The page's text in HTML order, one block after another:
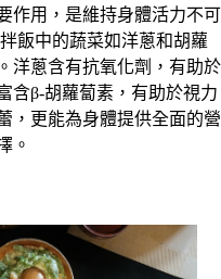
作用，是維持身體活力不可
飯中的蔬菜如洋蔥和胡蘿
洋蔥含有抗氧化劑，有助於
含β-胡蘿蔔素，有助於視力
，更能為身體提供全面的營
。